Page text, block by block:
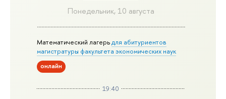
Понедельник, 10 августа
Математический лагерьдля абитуриентов
магистратуры факультета экономических наук
онлайн
19:40